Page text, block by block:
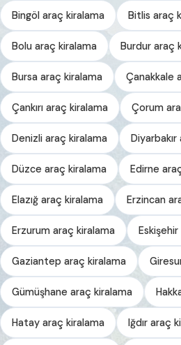
Bingöl araç kiralama Bitlis araç
Bolu araç kiralama Burdur araç
Bursa araç kiralama Çanakkale
Çankırı araç kiralama Çorum
Denizli araç kiralama
Düzce araç kiralama Edirne
Elazığ araç kiralama Erzincan
Erzurum araç kiralama
Gaziantep araç kiralama
Gümüşhane araç kiralama
Hatay araç kiralama Iğdır araç